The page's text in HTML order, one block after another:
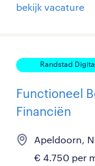
bekijk vacature
Randstad
Functioneel
Financiën
Apeldoorn,
€ 4.750 per